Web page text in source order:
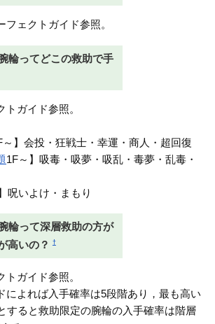
ェクトガイド参照。
輪ってどこの救助で手
ガイド参照。
～】会投・狂戦士・幸運・商人・超回復
1F～】吸毒・吸夢・吸乱・毒夢・乱毒・
呪いよけ・まもり
輪って深層救助の方が
高いの？
†
ガイド参照。
によれば入手確率は5段階あり，最も高い
すると救助限定の腕輪の入手確率は階層